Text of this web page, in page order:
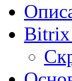
Bitrix